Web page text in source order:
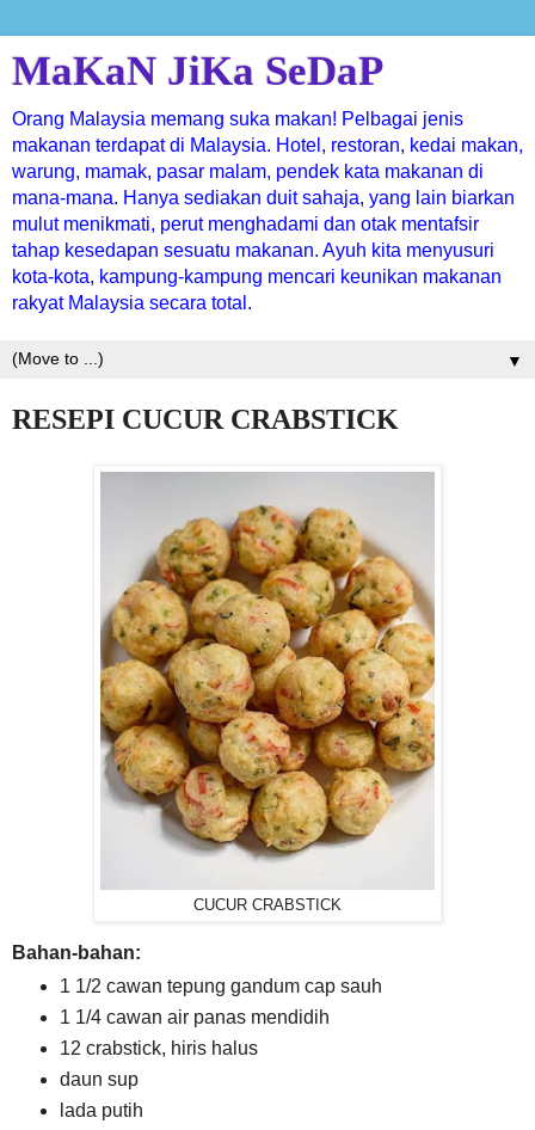
MaKaN JiKa SeDaP
Orang Malaysia memang suka makan! Pelbagai jenis
makanan terdapat di Malaysia. Hotel, restoran, kedai makan,
warung, mamak, pasar malam, pendek kata makanan di
mana-mana. Hanya sediakan duit sahaja, yang lain biarkan
mulut menikmati, perut menghadami dan otak mentafsir
tahap kesedapan sesuatu makanan. Ayuh kita menyusuri
kota-kota, kampung-kampung mencari keunikan makanan
rakyat Malaysia secara total.
▼
RESEPI CUCUR CRABSTICK
CUCUR CRABSTICK
Bahan-bahan:
1 1/2 cawan tepung gandum cap sauh
1 1/4 cawan air panas mendidih
12 crabstick, hiris halus
daun sup
lada putih